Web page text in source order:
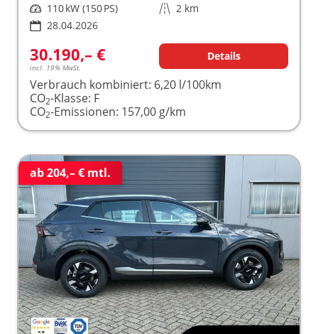
Leistung 110 kW (150 PS) Kilometerstand 2 km
28.04.2026
30.190,– €
incl. 19% MwSt.
Details
Verbrauch kombiniert: 6,20 l/100km
CO2-Klasse: F
CO2-Emissionen: 157,00 g/km
ab 204,– € mtl.